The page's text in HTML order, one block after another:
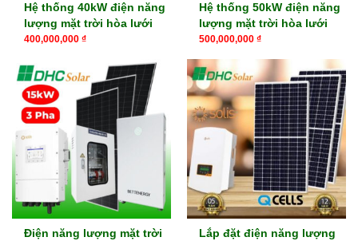
Hệ thống 40kW điện năng
lượng mặt trời hòa lưới
400,000,000 ₫
Hệ thống 50kW điện năng
lượng mặt trời hòa lưới
500,000,000 ₫
Điện năng lượng mặt trời
Lắp đặt điện năng lượng